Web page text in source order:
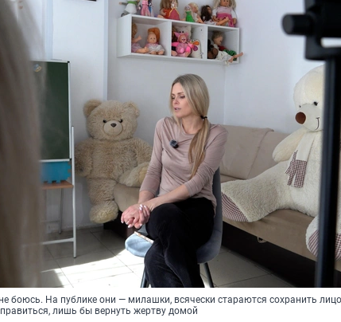
боюсь. На публике они — милашки, всячески стараются сохранить
лишь бы вернуть жертву домой